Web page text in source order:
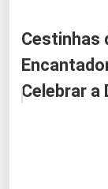
Cestinhas
Celebrar a